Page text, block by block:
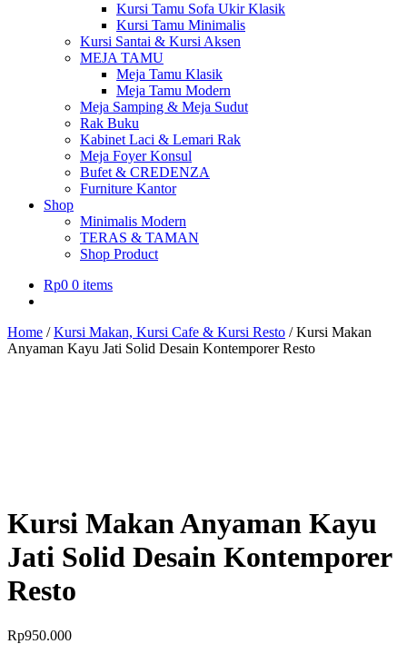
Kursi Tamu Sofa Ukir Klasik
Kursi Tamu Minimalis
Kursi Santai & Kursi Aksen
MEJA TAMU
Meja Tamu Klasik
Meja Tamu Modern
Meja Samping & Meja Sudut
Rak Buku
Kabinet Laci & Lemari Rak
Meja Foyer Konsul
Bufet & CREDENZA
Furniture Kantor
Shop
Minimalis Modern
TERAS & TAMAN
Shop Product
Rp0 0 items
Home /Kursi Makan, Kursi Cafe & Kursi Resto /Kursi Makan
Anyaman Kayu Jati Solid Desain Kontemporer Resto
Kursi Makan Anyaman Kayu
Jati Solid Desain Kontemporer
Resto
Rp950.000